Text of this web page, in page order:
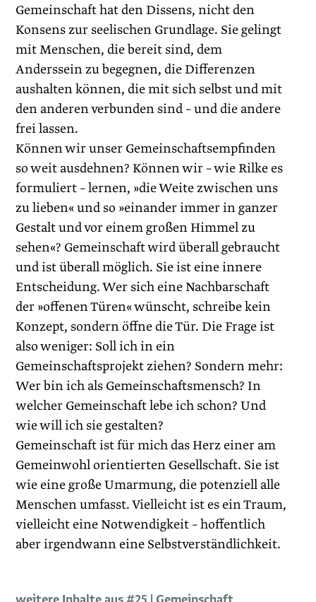
Gemeinschaft hat den Dissens, nicht den
Konsens zur seelischen Grundlage. Sie gelingt
mit Menschen, die bereit sind, dem
Anderssein zu begegnen, die Differenzen
aushalten können, die mit sich selbst und mit
den anderen verbunden sind – und die andere
frei lassen.
Können wir unser Gemeinschaftsempfinden
so weit ausdehnen? Können wir – wie Rilke es
formuliert – lernen, »die Weite zwischen uns
zu lieben« und so »einander immer in ganzer
Gestalt und vor einem großen Himmel zu
sehen«? Gemeinschaft wird überall gebraucht
und ist überall möglich. Sie ist eine innere
Entscheidung. Wer sich eine Nachbarschaft
der »offenen Türen« wünscht, schreibe kein
Konzept, sondern öffne die Tür. Die Frage ist
also weniger: Soll ich in ein
Gemeinschaftsprojekt ziehen? Sondern mehr:
Wer bin ich als Gemeinschaftsmensch? In
welcher Gemeinschaft lebe ich schon? Und
wie will ich sie gestalten?
Gemeinschaft ist für mich das Herz einer am
Gemeinwohl orientierten Gesellschaft. Sie ist
wie eine große Umarmung, die potenziell alle
Menschen umfasst. Vielleicht ist es ein Traum,
vielleicht eine Notwendigkeit – hoffentlich
aber irgendwann eine Selbstverständlichkeit.